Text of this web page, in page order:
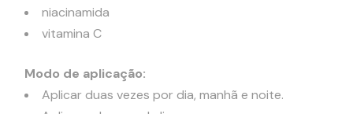
niacinamida
vitamina C
Modo de aplicação:
Aplicar duas vezes por dia, manhã e noite.